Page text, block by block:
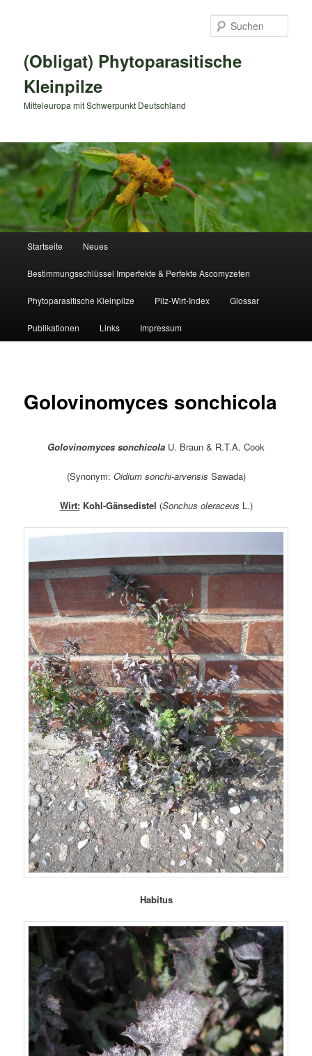
(Obligat) Phytoparasitische
Kleinpilze
Mitteleuropa mit Schwerpunkt Deutschland
Startseite Neues
Bestimmungsschlüssel Imperfekte & Perfekte Ascomyzeten
Phytoparasitische Kleinpilze Pilz-Wirt-Index Glossar
Publikationen Links Impressum
Golovinomyces sonchicola
Golovinomyces sonchicola U. Braun & R.T.A. Cook
(Synonym: Oidium sonchi-arvensis Sawada)
Wirt:Kohl-Gänsedistel (Sonchus oleraceus L.)
Habitus